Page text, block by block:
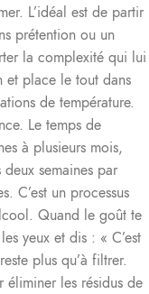
L’idéal est de partir
prétention ou un
la complexité qui lui
et place le tout dans
de température.
Le temps de
à plusieurs mois,
semaines par
C’est un processus
Quand le goût te
yeux et dis : « C’est
plus qu’à filtrer.
les résidus de